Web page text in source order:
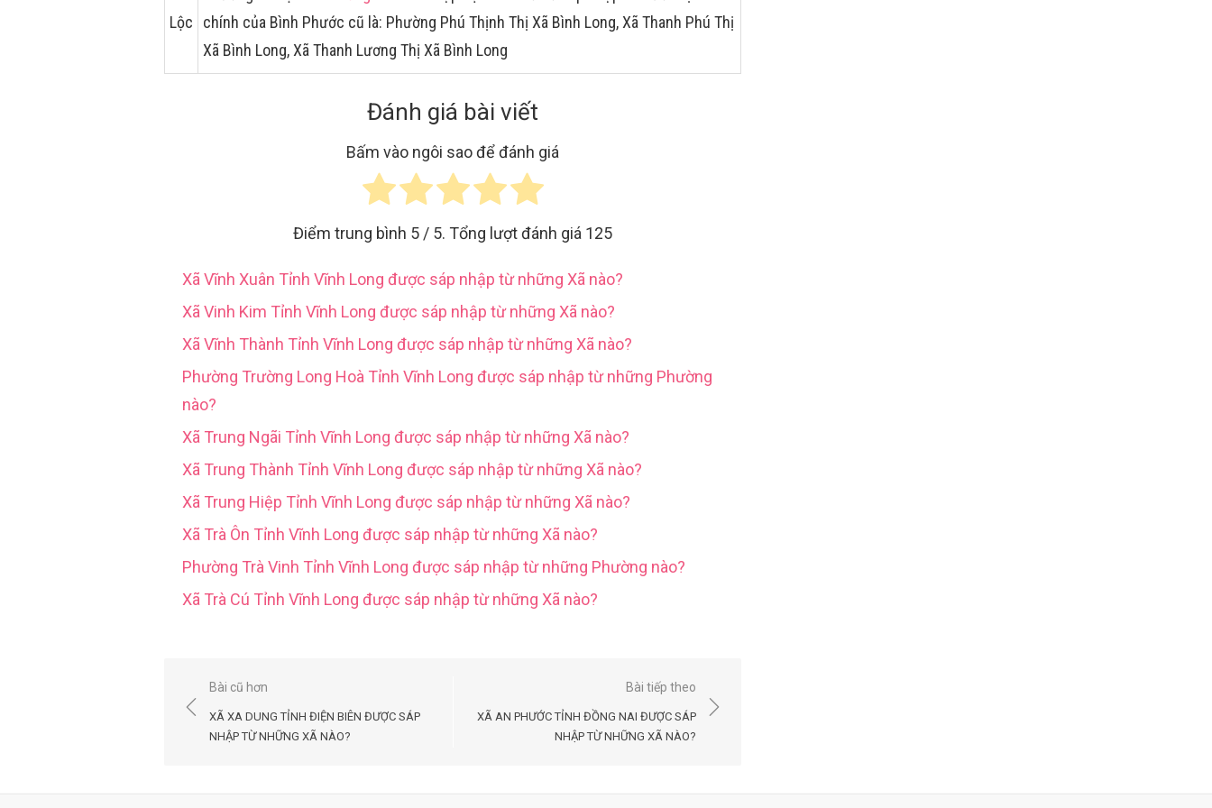
Lộc
chính của Bình Phước cũ là: Phường Phú Thịnh Thị Xã Bình Long, Xã Thanh Phú Thị
Xã Bình Long, Xã Thanh Lương Thị Xã Bình Long
Đánh giá bài viết
Bấm vào ngôi sao để đánh giá
Điểm trung bình 5 / 5. Tổng lượt đánh giá 125
Xã Vĩnh Xuân Tỉnh Vĩnh Long được sáp nhập từ những Xã nào?
Xã Vinh Kim Tỉnh Vĩnh Long được sáp nhập từ những Xã nào?
Xã Vĩnh Thành Tỉnh Vĩnh Long được sáp nhập từ những Xã nào?
Phường Trường Long Hoà Tỉnh Vĩnh Long được sáp nhập từ những Phường
nào?
Xã Trung Ngãi Tỉnh Vĩnh Long được sáp nhập từ những Xã nào?
Xã Trung Thành Tỉnh Vĩnh Long được sáp nhập từ những Xã nào?
Xã Trung Hiệp Tỉnh Vĩnh Long được sáp nhập từ những Xã nào?
Xã Trà Ôn Tỉnh Vĩnh Long được sáp nhập từ những Xã nào?
Phường Trà Vinh Tỉnh Vĩnh Long được sáp nhập từ những Phường nào?
Xã Trà Cú Tỉnh Vĩnh Long được sáp nhập từ những Xã nào?
Điều
hướng
Bài cũ hơn
XÃ XA DUNG TỈNH ĐIỆN BIÊN ĐƯỢC SÁP
NHẬP TỪ NHỮNG XÃ NÀO?
Bài tiếp theo
XÃ AN PHƯỚC TỈNH ĐỒNG NAI ĐƯỢC SÁP
NHẬP TỪ NHỮNG XÃ NÀO?